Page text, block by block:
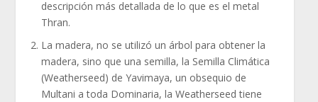
descripción más detallada de lo que es el metal
Thran.
La madera, no se utilizó un árbol para obtener la
madera, sino que una semilla, la Semilla Climática
(Weatherseed) de Yavimaya, un obsequio de
Multani a toda Dominaria, la Weatherseed tiene